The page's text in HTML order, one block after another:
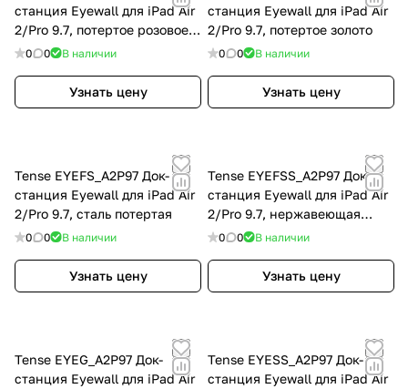
станция Eyewall для iPad Air
2/Pro 9.7, потертое розовое
золото
0 0 В наличии
Узнать цену
станция Eyewall для iPad Air
2/Pro 9.7, потертое золото
0 0 В наличии
Узнать цену
Tense EYEFS_A2P97 Док-
станция Eyewall для iPad Air
2/Pro 9.7, сталь потертая
0 0 В наличии
Узнать цену
Tense EYEFSS_A2P97 Док-
станция Eyewall для iPad Air
2/Pro 9.7, нержавеющая
сталь потертая
0 0 В наличии
Узнать цену
Tense EYEG_A2P97 Док-
станция Eyewall для iPad Air
Tense EYESS_A2P97 Док-
станция Eyewall для iPad Air